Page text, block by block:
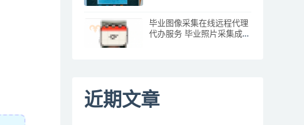
毕业图像采集在线远程代理
代办服务 毕业照片采集成功
近期文章